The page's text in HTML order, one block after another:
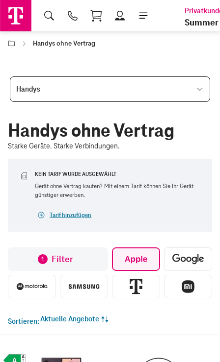
Shopping Cart
Summer
Handys ohne Vertrag
Handys
Handys ohne Vertrag
Starke Geräte. Starke Verbindungen.
KEIN TARIF WURDE AUSGEWÄHLT
Gerät ohne Vertrag kaufen? Mit einem Tarif können Sie Ihr Gerät
günstiger erwerben.
Tarif hinzufügen
1 Filter
Sortieren Aktuelle Angebote